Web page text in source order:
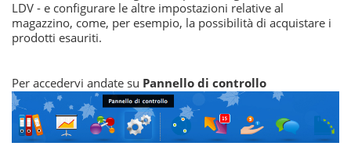
LDV - e configurare le altre impostazioni relative al
magazzino, come, per esempio, la possibilità di acquistare i
prodotti esauriti.
Per accedervi andate su Pannello di controllo